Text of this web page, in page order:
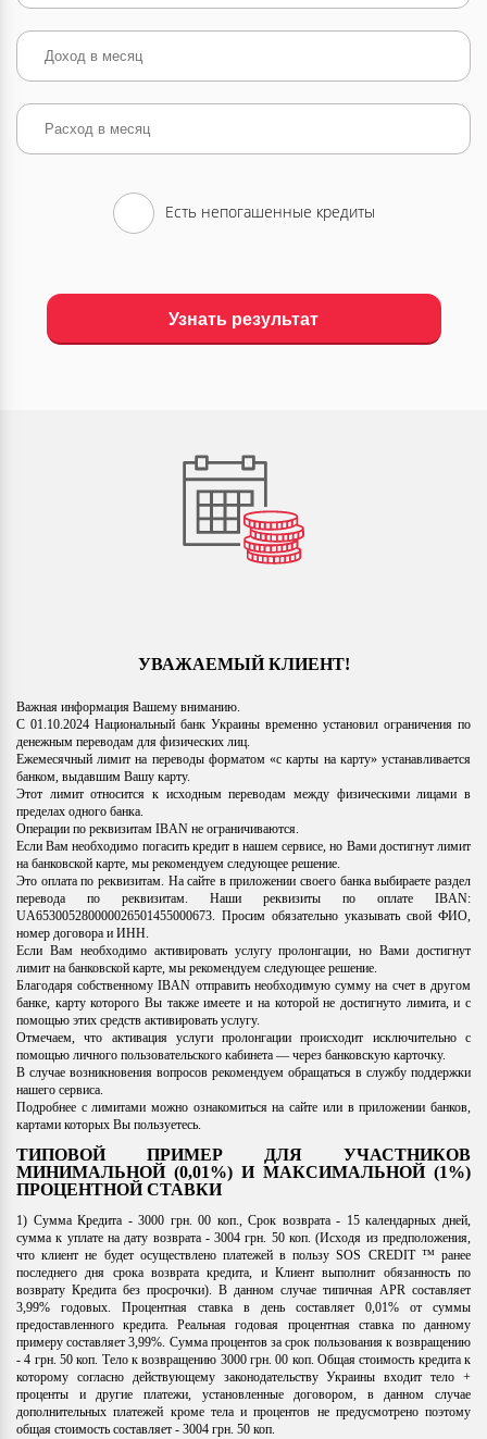
Есть непогашенные кредиты
УВАЖАЕМЫЙ КЛИЕНТ!
Важная информация Вашему вниманию.
С 01.10.2024 Национальный банк Украины временно установил ограничения по
денежным переводам для физических лиц.
Ежемесячный лимит на переводы форматом «с карты на карту» устанавливается
банком, выдавшим Вашу карту.
Этот лимит относится к исходным переводам между физическими лицами в
пределах одного банка.
Операции по реквизитам IBAN не ограничиваются.
Если Вам необходимо погасить кредит в нашем сервисе, но Вами достигнут лимит
на банковской карте, мы рекомендуем следующее решение.
Это оплата по реквизитам. На сайте в приложении своего банка выбираете раздел
перевода по реквизитам. Наши реквизиты по оплате IBAN:
UA653005280000026501455000673. Просим обязательно указывать свой ФИО,
номер договора и ИНН.
Если Вам необходимо активировать услугу пролонгации, но Вами достигнут
лимит на банковской карте, мы рекомендуем следующее решение.
Благодаря собственному IBAN отправить необходимую сумму на счет в другом
банке, карту которого Вы также имеете и на которой не достигнуто лимита, и с
помощью этих средств активировать услугу.
Отмечаем, что активация услуги пролонгации происходит исключительно с
помощью личного пользовательского кабинета — через банковскую карточку.
В случае возникновения вопросов рекомендуем обращаться в службу поддержки
нашего сервиса.
Подробнее с лимитами можно ознакомиться на сайте или в приложении банков,
картами которых Вы пользуетесь.
ТИПОВОЙ ПРИМЕР ДЛЯ УЧАСТНИКОВ
МИНИМАЛЬНОЙ (0,01%) И МАКСИМАЛЬНОЙ (1%)
ПРОЦЕНТНОЙ СТАВКИ
1) Сумма Кредита - 3000 грн. 00 коп., Срок возврата - 15 календарных дней,
сумма к уплате на дату возврата - 3004 грн. 50 коп. (Исходя из предположения,
что клиент не будет осуществлено платежей в пользу SOS CREDIT ™ ранее
последнего дня срока возврата кредита, и Клиент выполнит обязанность по
возврату Кредита без просрочки). В данном случае типичная APR составляет
3,99% годовых. Процентная ставка в день составляет 0,01% от суммы
предоставленного кредита. Реальная годовая процентная ставка по данному
примеру составляет 3,99%. Сумма процентов за срок пользования к возвращению
- 4 грн. 50 коп. Тело к возвращению 3000 грн. 00 коп. Общая стоимость кредита к
которому согласно действующему законодательству Украины входит тело +
проценты и другие платежи, установленные договором, в данном случае
дополнительных платежей кроме тела и процентов не предусмотрено поэтому
общая стоимость составляет - 3004 грн. 50 коп.